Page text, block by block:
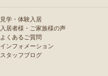
見学・体験入居
入居者様・ご家族様の声
よくあるご質問
インフォメーション
スタッフブログ